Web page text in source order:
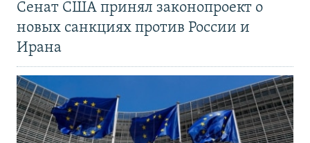
Сенат США принял законопроект о
новых санкциях против России и
Ирана